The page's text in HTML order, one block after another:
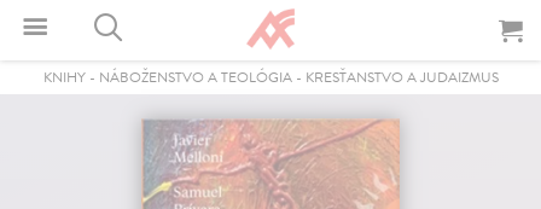
KNIHY- NÁBOŽENSTVO A TEOLÓGIA- KRESŤANSTVO A JUDAIZMUS